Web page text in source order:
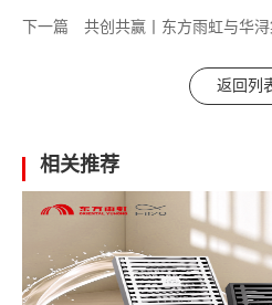
下一篇 共创共赢丨东方雨虹与华
返回列
相关推荐